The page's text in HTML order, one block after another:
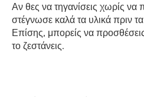
Αν θες να τηγανίσεις χωρίς να
στέγνωσε καλά τα υλικά πριν τα
Επίσης, μπορείς να
το ζεστάνεις.